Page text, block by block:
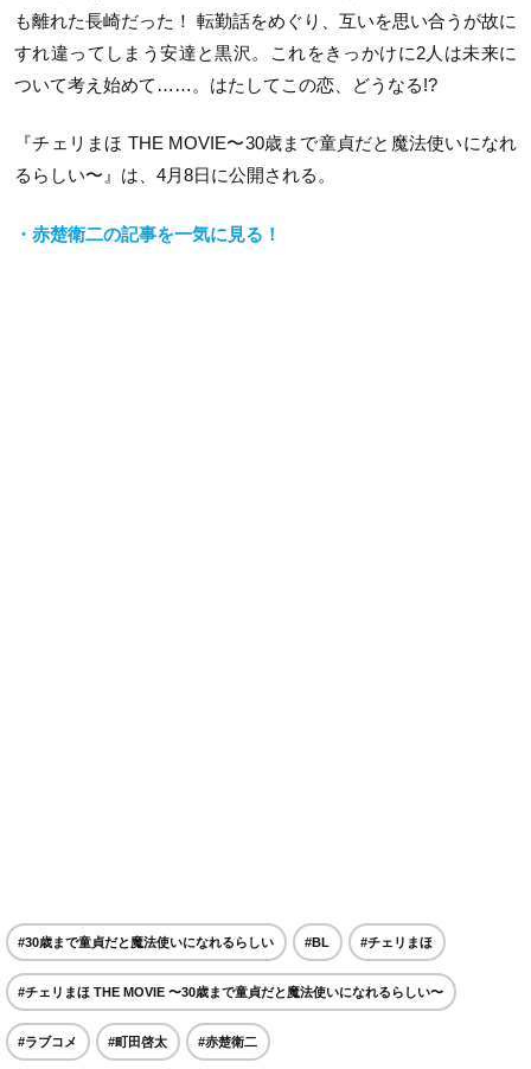
も離れた⻑崎だった！ 転勤話をめぐり、互いを思い合うが故に
すれ違ってしまう安達と黒沢。これをきっかけに2人は未来に
ついて考え始めて……。はたしてこの恋、どうなる!?
『チェリまほ THE MOVIE〜30歳まで童貞だと魔法使いになれ
るらしい〜』は、4月8日に公開される。
・赤楚衛二の記事を一気に見る！
#30歳まで童貞だと魔法使いになれるらしい #BL #チェリまほ
#チェリまほ THE MOVIE 〜30歳まで童貞だと魔法使いになれるらしい〜
#ラブコメ #町田啓太 #赤楚衛二